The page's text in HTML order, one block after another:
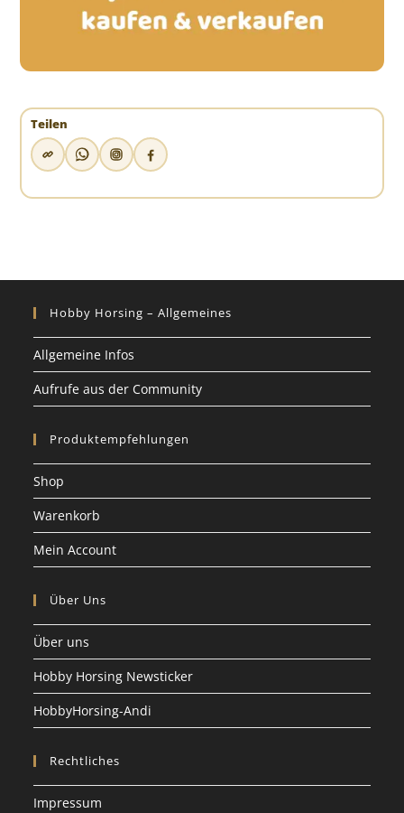
Teilen
Hobby Horsing – Allgemeines
Allgemeine Infos
Aufrufe aus der Community
Produktempfehlungen
Shop
Warenkorb
Mein Account
Über Uns
Über uns
Hobby Horsing Newsticker
HobbyHorsing-Andi
Rechtliches
Impressum